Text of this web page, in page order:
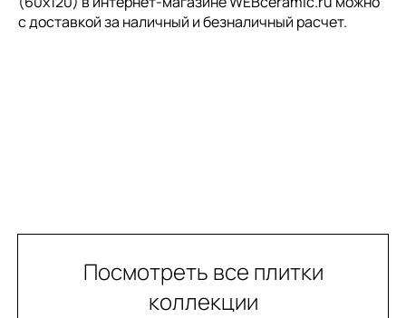
с доставкой за наличный и безналичный расчет.
Посмотреть все плитки
коллекции